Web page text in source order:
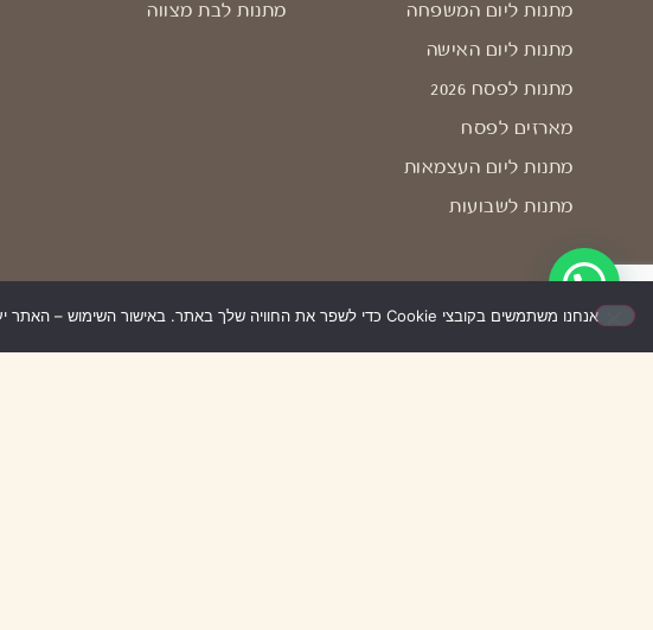
מתנות ליום המשפחה
מתנות ליום האישה
מתנות לפסח 2026
מארזים לפסח
מתנות ליום העצמאות
מתנות לשבועות
מתנות לבת מצווה
אנחנו משתמשים בקובצי Cookie כדי לשפר את החוויה שלך באתר. באישור השימוש – האתר יעבוד בצורה הטובה ביותר עבורך. אם לא תאשר/י, ייתכן שחלק מהאפשרויות לא יפעלו.